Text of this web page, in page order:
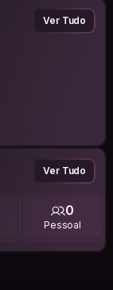
Ver Tudo
Ver Tudo
0
Pessoal